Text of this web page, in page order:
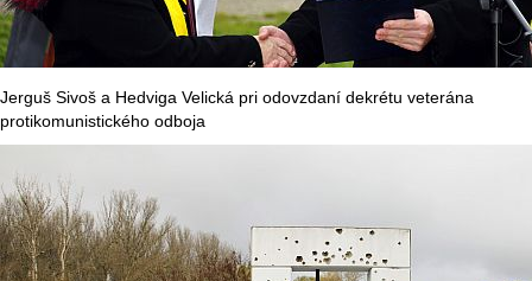
Jerguš Sivoš a Hedviga Velická pri odovzdaní dekrétu veterána
protikomunistického odboja